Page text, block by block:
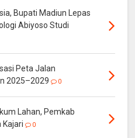
Bupati Madiun Lepas
Abiyoso Studi
Peta Jalan
2025–2029
0
Lahan, Pemkab
Kajari
0